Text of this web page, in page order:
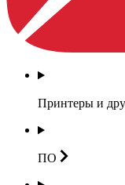
Принтеры и
ПО